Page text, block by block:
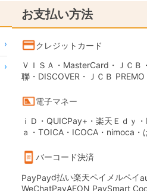
›
お支払い方法
クレジットカード
ＶＩＳＡ・MasterCard・ＪＣＢ
聯・DISCOVER・ＪＣＢ PREMO
電子マネー
ｉＤ・QUICPay+・楽天Ｅｄｙ
ａ・TOICA・ICOCA・nimoca・
バーコード決済
PayPayd払い楽天ペイ メルペイ
WeChatPayAEON PaySmart